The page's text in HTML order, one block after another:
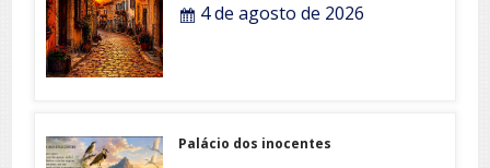
4 de agosto de 2026
Palácio dos inocentes